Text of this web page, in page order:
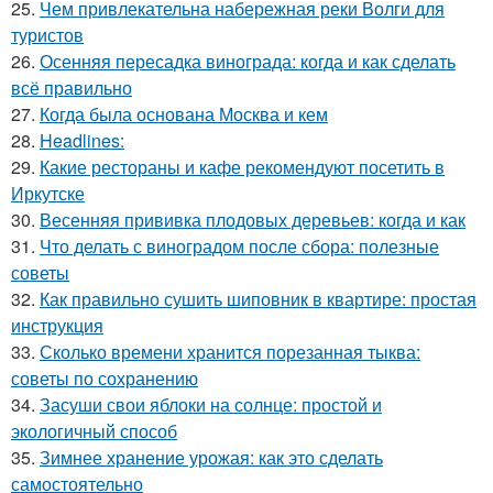
25. Чем привлекательна набережная реки Волги для
туристов
26. Осенняя пересадка винограда: когда и как сделать
всё правильно
27. Когда была основана Москва и кем
28. Headlines:
29. Какие рестораны и кафе рекомендуют посетить в
Иркутске
30. Весенняя прививка плодовых деревьев: когда и как
31. Что делать с виноградом после сбора: полезные
советы
32. Как правильно сушить шиповник в квартире: простая
инструкция
33. Сколько времени хранится порезанная тыква:
советы по сохранению
34. Засуши свои яблоки на солнце: простой и
экологичный способ
35. Зимнее хранение урожая: как это сделать
самостоятельно